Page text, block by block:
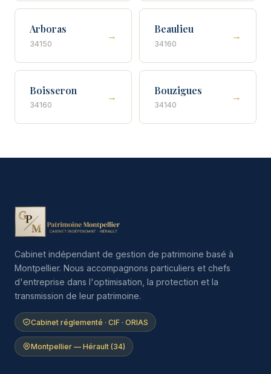
Arboras
34150
→
Beaulieu
34160
→
Boisseron
34160
→
Bouzigues
34140
→
Cabinet indépendant de gestion de patrimoine basé à
Montpellier. Nous accompagnons particuliers et chefs
d'entreprise dans l'optimisation, la protection et la
transmission de leur patrimoine.
Cabinet réglementé · CIF · ORIAS
Montpellier — Hérault (34)